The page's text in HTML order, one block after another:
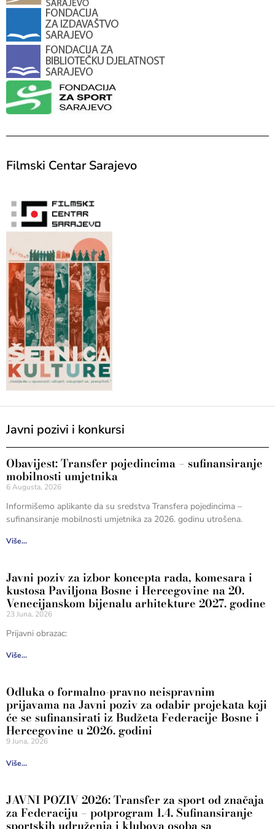
Filmski Centar Sarajevo
Javni pozivi i konkursi
Obavijest: Transfer pojedincima – sufinansiranje
mobilnosti umjetnika
6 Augusta, 2026
Informišemo aplikante da su sredstva Transfera pojedincima –
sufinansiranje mobilnosti umjetnika za 2026. godinu utrošena.
Više...
Javni poziv za izbor koncepta rada, komesara i
kustosa Paviljona Bosne i Hercegovine na 20.
Venecijanskom bijenalu arhitekture 2027. godine
23 Juna, 2026
Prijavni obrazac:
Više...
Odluka o formalno-pravno neispravnim
prijavama na Javni poziv za odabir projekata koji
će se sufinansirati iz Budžeta Federacije Bosne i
Hercegovine u 2026. godini
9 Juna, 2026
Više...
JAVNI POZIV 2026: Transfer za sport od značaja
za Federaciju – potprogram 1.4. Sufinansiranje
sportskih udruženja i klubova osoba sa